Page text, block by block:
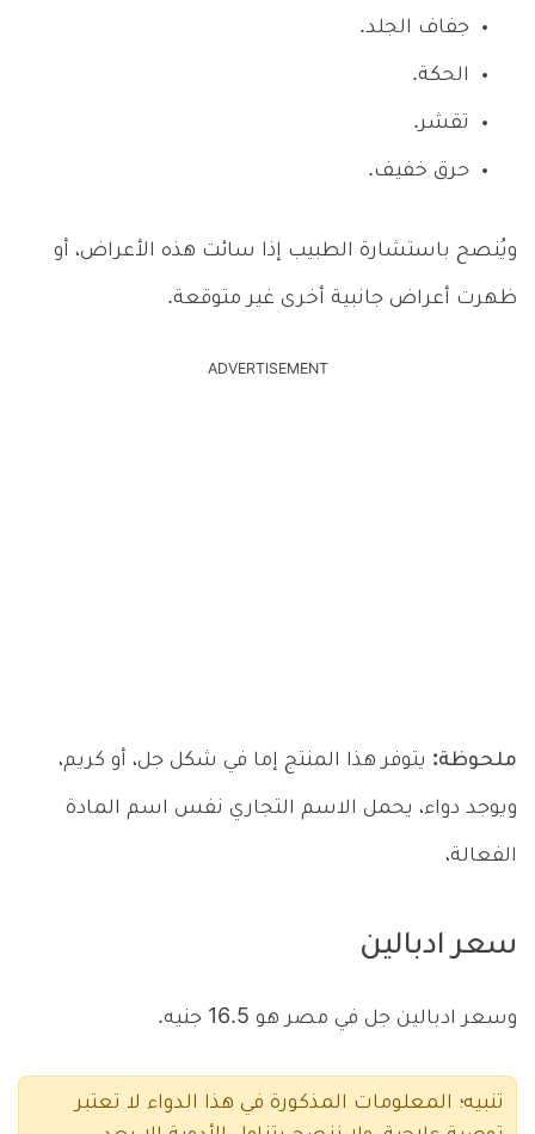
جفاف الجلد.
الحكة.
تقشر.
حرق خفيف.
ويُنصح باستشارة الطبيب إذا سائت هذه الأعراض، أو
ظهرت أعراض جانبية أخرى غير متوقعة.
ADVERTISEMENT
ملحوظة: يتوفر هذا المنتج إما في شكل جل، أو كريم،
ويوجد دواء، يحمل الاسم التجاري نفس اسم المادة
الفعالة،
سعر ادبالين
وسعر ادبالين جل في مصر هو 16.5 جنيه.
تنبيه؛ المعلومات المذكورة في هذا الدواء لا تعتبر